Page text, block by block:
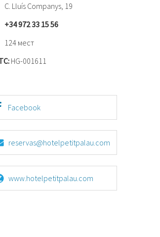
C. Lluís Companys, 19
+34 972 33 15 56
124 мест
HG-001611
Facebook
reservas@hotelpetitpalau.com
www.hotelpetitpalau.com